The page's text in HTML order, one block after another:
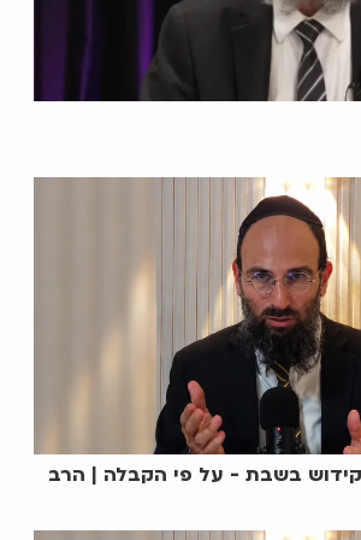
קידוש בשבת - על פי הקבלה | הרב